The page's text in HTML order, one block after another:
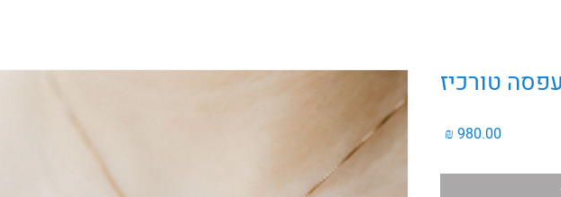
עפסה טורכיז